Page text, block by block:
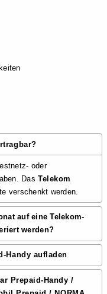
oder
DasTelekom
verschenkt werden.
auf eine Telekom-
werden?
Handy aufladen
Prepaid-Handy /